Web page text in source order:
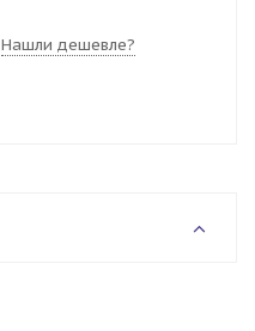
Нашли дешевле?